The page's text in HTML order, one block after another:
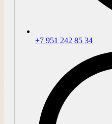
+7 951 242 85 34